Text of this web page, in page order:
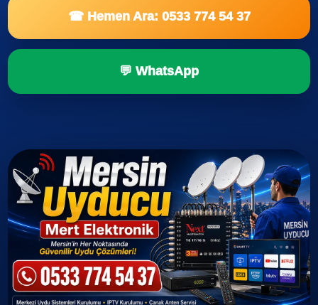
☎ Hemen Ara: 0533 774 54 37
💬 WhatsApp